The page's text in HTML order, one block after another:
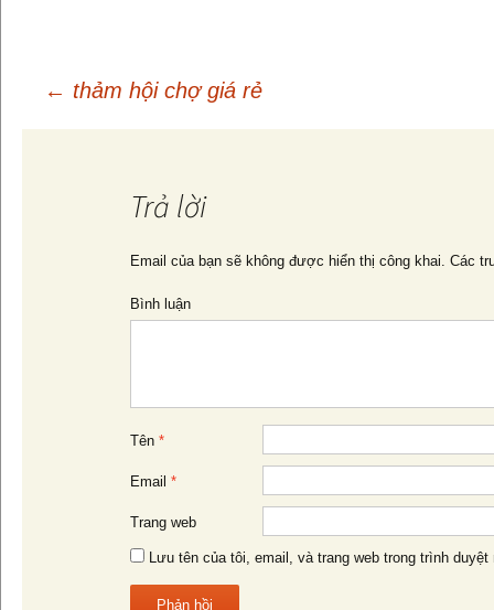
Điều
hướng
← thảm hội chợ giá rẻ
Trả lời
Email của bạn sẽ không được hiển thị công khai. Các
Bình luận
Tên *
Email *
Trang web
Lưu tên của tôi, email, và trang web trong trình